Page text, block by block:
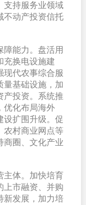
支持服务业领域
不动产投资信托
障能力。盘活用
充换电设施建
现代农事综合服
量基础设施，加
产投资。系统推
优化布局海外
设扩围升级。促
农村商业网点等
商圈、文化产业
主体。加快培育
上市融资、并购
新发展，加力培